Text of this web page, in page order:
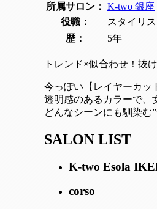
所属サロン： K-two 銀座
役職：
スタイリス
歴：
5年
トレンド×似合わせ！抜
今っぽい【レイヤーカッ
透明感のあるカラーで、
どんなシーンにも馴染む
SALON LIST
K-two Esola
corso